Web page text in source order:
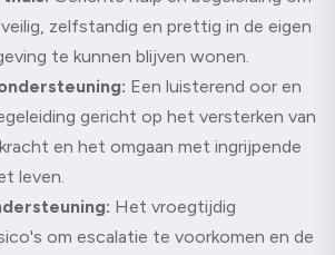
zelfstandig en prettig in de eigen
te kunnen blijven wonen.
Een luisterend oor en
gericht op het versterken van
en het omgaan met ingrijpende
leven.
Het vroegtijdig
om escalatie te voorkomen en de